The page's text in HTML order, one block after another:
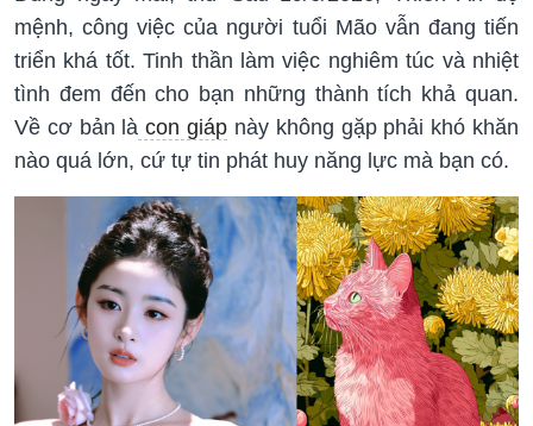
mệnh, công việc của người tuổi Mão vẫn đang tiến
triển khá tốt. Tinh thần làm việc nghiêm túc và nhiệt
tình đem đến cho bạn những thành tích khả quan.
Về cơ bản là con giáp này không gặp phải khó khăn
nào quá lớn, cứ tự tin phát huy năng lực mà bạn có.